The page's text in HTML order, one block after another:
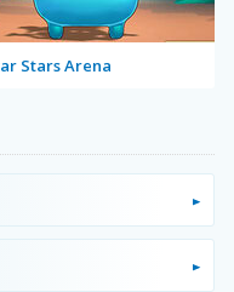
Stars Arena